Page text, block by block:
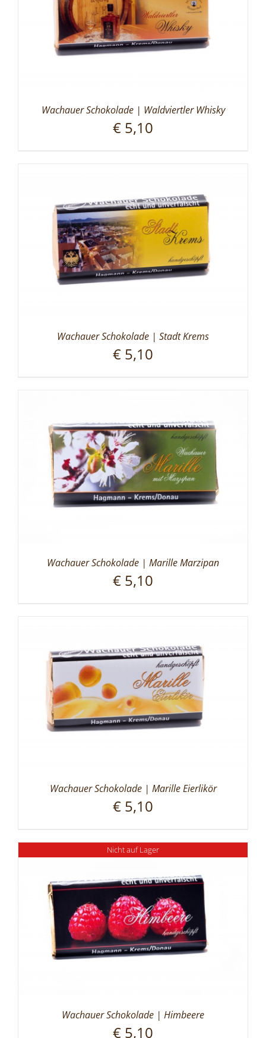
Wachauer Schokolade | Waldviertler Whisky
€ 5,10
Wachauer Schokolade | Stadt Krems
€ 5,10
Wachauer Schokolade | Marille Marzipan
€ 5,10
Wachauer Schokolade | Marille Eierlikör
€ 5,10
Nicht auf Lager
Wachauer Schokolade | Himbeere
€ 5,10